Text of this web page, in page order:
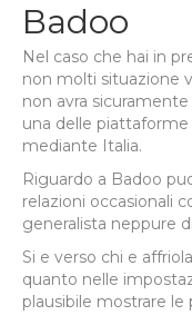
Badoo
Nel caso che hai in
non molti situazione
non avra
una delle
mediante Italia.
Riguardo a Badoo
relazioni occasionali
generalista neppure
Si e verso chi e
quanto nelle
plausibile mostrare le